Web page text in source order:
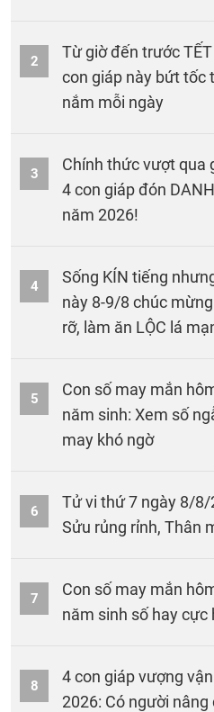
2
Từ giờ đến trước
con giáp này bứt tốc
nắm mỗi ngày
3
Chính thức vượt qua
4 con giáp đón
năm 2026!
4
Sống KÍN tiếng
này 8-9/8 chúc
rỡ, làm ăn LỘC lá
5
Con số may mắn
năm sinh: Xem số
may khó ngờ
6
Tử vi thứ 7 ngày 8/8/
Sửu rủng rỉnh, Thân
7
Con số may mắn
năm sinh số hay cực
8
4 con giáp vượng
2026: Có người